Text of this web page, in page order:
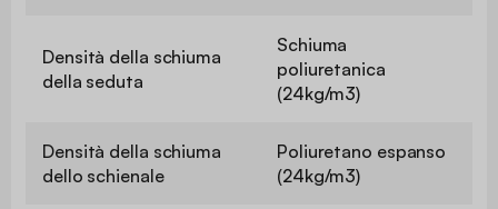
Densità della schiuma
della seduta
Schiuma
poliuretanica
(24kg/m3)
Densità della schiuma
dello schienale
Poliuretano espanso
(24kg/m3)